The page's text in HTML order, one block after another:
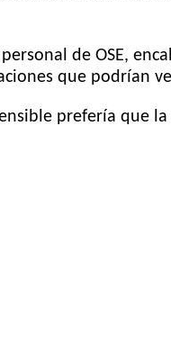
de OSE,
que podrían
prefería que